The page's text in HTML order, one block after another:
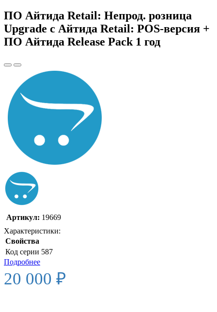
ПО Айтида Retail: Непрод. розница
Upgrade с Айтида Retail: POS-версия +
ПО Айтида Release Pack 1 год
Артикул: 19669
Характеристики:
Свойства
Код серии 587
Подробнее
20 000 ₽